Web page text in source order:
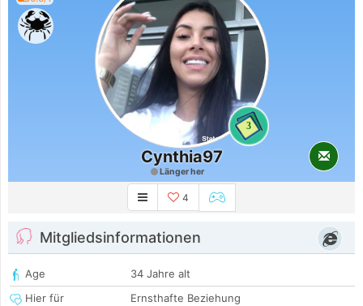
3
Cynthia97
Länger her
4
Mitgliedsinformationen
Age
34 Jahre alt
Hier für
Ernsthafte Beziehung